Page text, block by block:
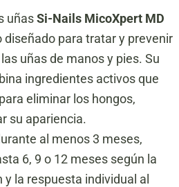
uñasSi-Nails MicoXpert MD
diseñado para tratar y prevenir
uñas de manos y pies. Su
ingredientes activos que
eliminar los hongos,
su apariencia.
al menos 3 meses,
6, 9 o 12 meses según la
la respuesta individual al